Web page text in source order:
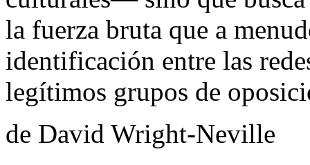
la fuerza bruta que a
identificación entre las
legítimos grupos de
de David Wright-Neville